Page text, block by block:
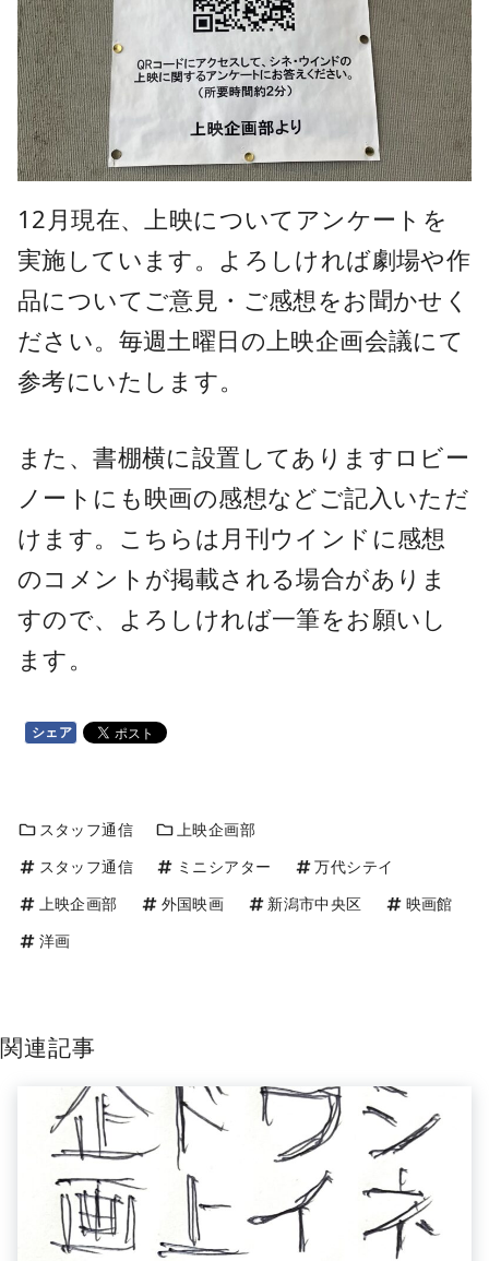
12月現在、上映についてアンケートを
実施しています。よろしければ劇場や作
品についてご意見・ご感想をお聞かせく
ださい。毎週土曜日の上映企画会議にて
参考にいたします。
また、書棚横に設置してありますロビー
ノートにも映画の感想などご記入いただ
けます。こちらは月刊ウインドに感想
のコメントが掲載される場合がありま
すので、よろしければ一筆をお願いし
ます。
シェア
スタッフ通信
上映企画部
スタッフ通信
ミニシアター
万代シテイ
上映企画部
外国映画 新潟市中央区
映画館
洋画
関連記事